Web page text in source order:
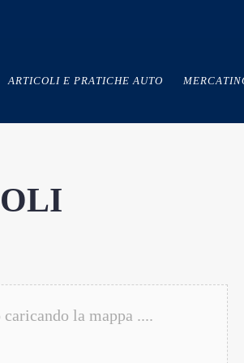
ARTICOLI E PRATICHE AUTO
caricando la mappa ....